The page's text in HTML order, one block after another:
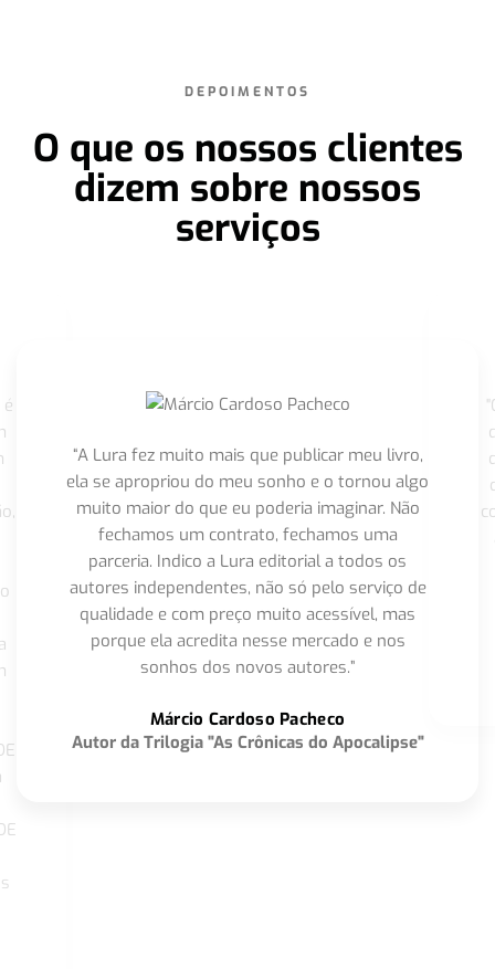
DEPOIMENTOS
O que os nossos clientes
dizem sobre nossos
serviços
“A Lura fez muito mais que publicar meu livro,
ela se apropriou do meu sonho e o tornou algo
muito maior do que eu poderia imaginar. Não
fechamos um contrato, fechamos uma
parceria. Indico a Lura editorial a todos os
autores independentes, não só pelo serviço de
qualidade e com preço muito acessível, mas
porque ela acredita nesse mercado e nos
sonhos dos novos autores.”
Márcio Cardoso Pacheco
Autor da Trilogia "As Crônicas do Apocalipse"